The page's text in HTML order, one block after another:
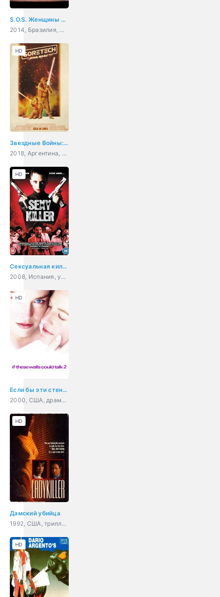
S.O.S. Женщины в море
2014, Бразилия, мелодрама, комедия
Звездные Войны: Гортех
2018, Аргентина, фантастика, боевик, комедия
HD
Сексуальная киллерша
2008, Испания, ужасы, фантастика, триллер, комедия
HD
Если бы эти стены могли говорить 2
2000, США, драма, мелодрама
HD
Дамский убийца
1992, США, триллер, криминал
HD
HD